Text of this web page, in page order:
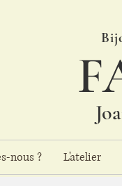
nous ? L'atelier